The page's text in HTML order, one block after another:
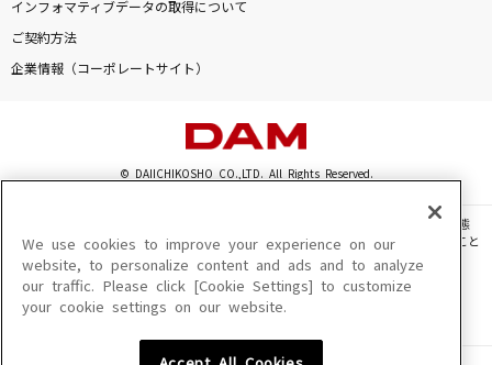
インフォマティブデータの取得について
ご契約方法
企業情報（コーポレートサイト）
© DAIICHIKOSHO CO.,LTD. All Rights Reserved.
このサイトに掲載されている一切の文章・画像・写真・動画・音声等を、手段や形態
を問わず、著作権法の定める範囲を超えて無断で複製、転載、ファイル化などすること
を禁じます。
楽曲及びコンテンツは、機種によりご利用いただけない場合があります。
楽曲及びコンテンツの配信日、配信内容が変更になる場合があります。
We use cookies to improve your experience on our
website, to personalize content and ads and to analyze
our traffic. Please click [Cookie Settings] to customize
your cookie settings on our website.